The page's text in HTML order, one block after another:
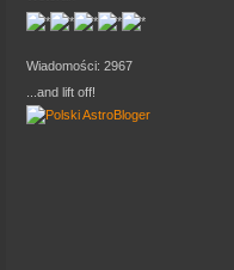
Wiadomości: 2967
...and lift off!